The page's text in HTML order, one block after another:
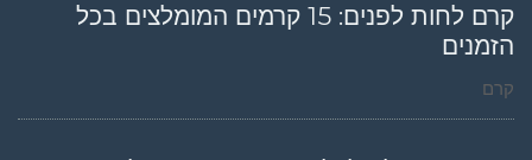
קרם לחות לפנים: 15 קרמים המומלצים בכל
הזמנים
קרם